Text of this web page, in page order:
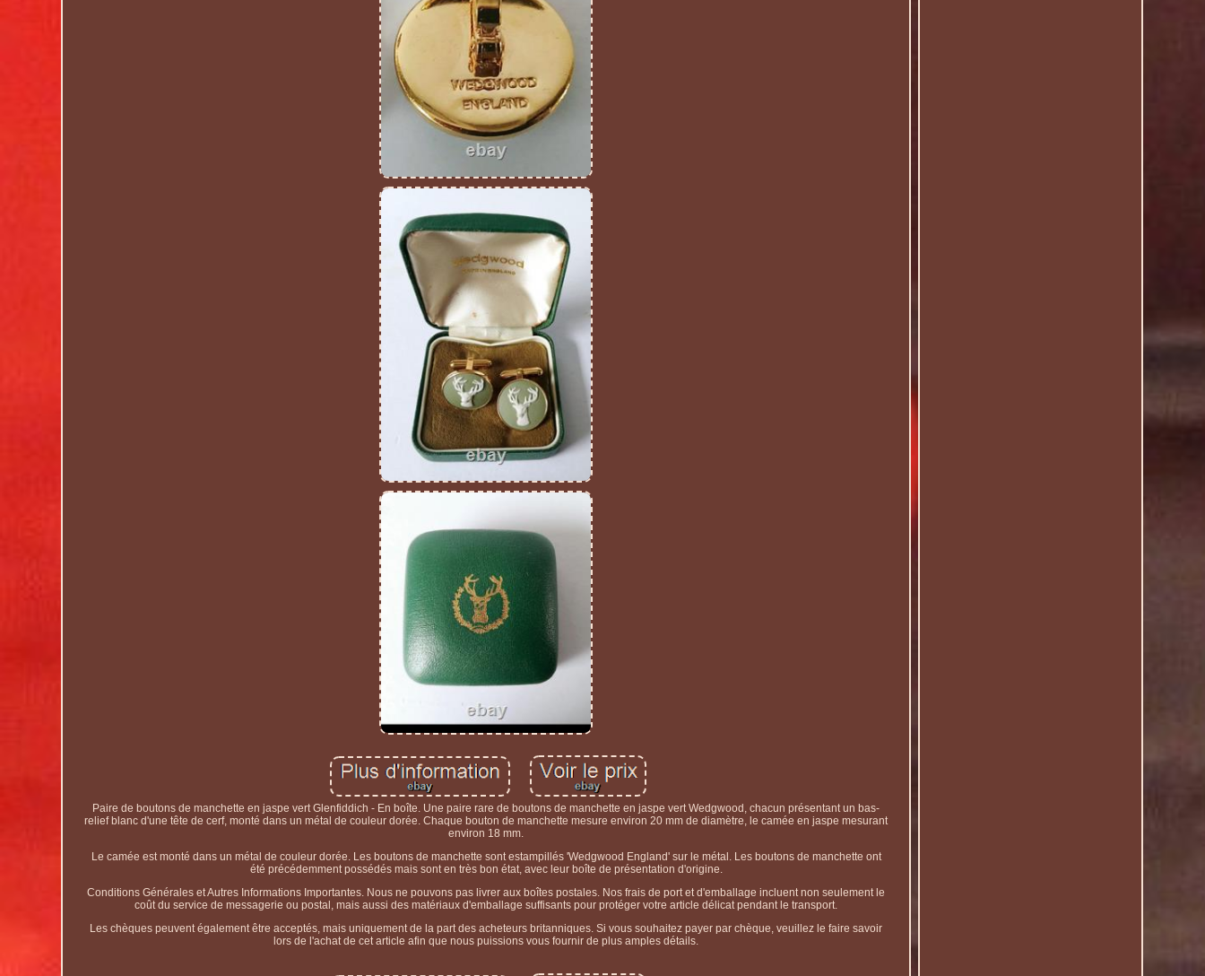
Paire de boutons de manchette en jaspe vert Glenfiddich - En boîte. Une paire rare de boutons de manchette en jaspe vert Wedgwood, chacun présentant un bas-
relief blanc d'une tête de cerf, monté dans un métal de couleur dorée. Chaque bouton de manchette mesure environ 20 mm de diamètre, le camée en jaspe mesurant
environ 18 mm.
Le camée est monté dans un métal de couleur dorée. Les boutons de manchette sont estampillés 'Wedgwood England' sur le métal. Les boutons de manchette ont
été précédemment possédés mais sont en très bon état, avec leur boîte de présentation d'origine.
Conditions Générales et Autres Informations Importantes. Nous ne pouvons pas livrer aux boîtes postales. Nos frais de port et d'emballage incluent non seulement le
coût du service de messagerie ou postal, mais aussi des matériaux d'emballage suffisants pour protéger votre article délicat pendant le transport.
Les chèques peuvent également être acceptés, mais uniquement de la part des acheteurs britanniques. Si vous souhaitez payer par chèque, veuillez le faire savoir
lors de l'achat de cet article afin que nous puissions vous fournir de plus amples détails.